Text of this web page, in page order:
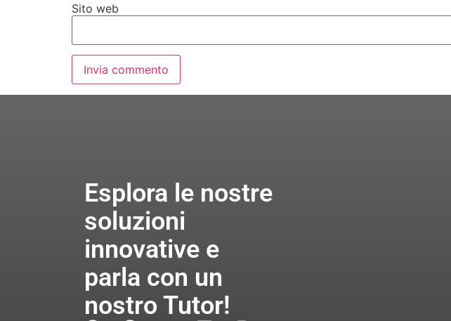
Sito web
Esplora le nostre
soluzioni
innovative e
parla con un
nostro Tutor!